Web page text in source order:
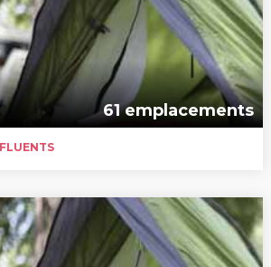
61 emplacements